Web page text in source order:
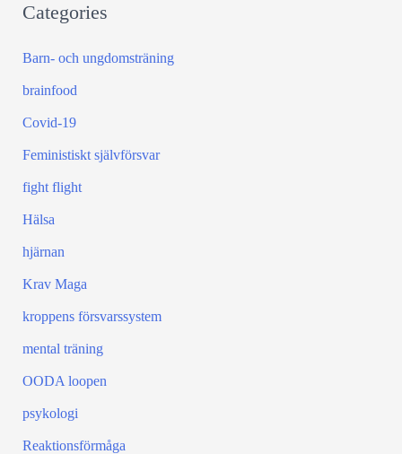
Categories
Barn- och ungdomsträning
brainfood
Covid-19
Feministiskt självförsvar
fight flight
Hälsa
hjärnan
Krav Maga
kroppens försvarssystem
mental träning
OODA loopen
psykologi
Reaktionsförmåga